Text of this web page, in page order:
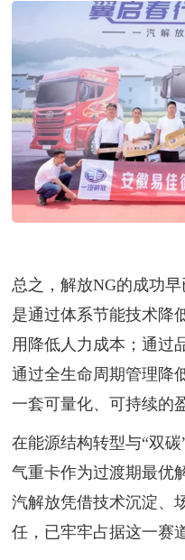
总之，解放NG的成功
是通过体系节能技术降
用降低人力成本；通过
通过全生命周期管理降
一套可量化、可持续的
在能源结构转型与“双
气重卡作为过渡期最优
汽解放凭借技术沉淀、
任，已牢牢占据这一赛